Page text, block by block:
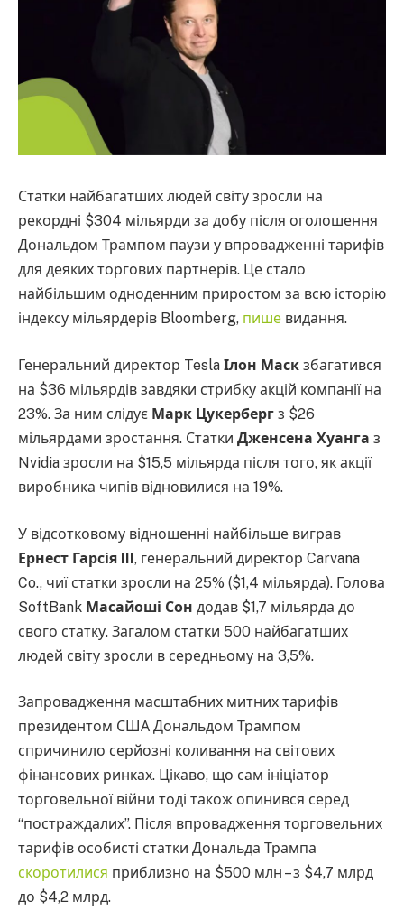
Статки найбагатших людей світу зросли на
рекордні $304 мільярди за добу після оголошення
Дональдом Трампом паузи у впровадженні тарифів
для деяких торгових партнерів. Це стало
найбільшим одноденним приростом за всю історію
індексу мільярдерів Bloomberg, пише видання.
Генеральний директор Tesla Ілон Маск збагатився
на $36 мільярдів завдяки стрибку акцій компанії на
23%. За ним слідує Марк Цукерберг з $26
мільярдами зростання. Статки Дженсена Хуанга з
Nvidia зросли на $15,5 мільярда після того, як акції
виробника чипів відновилися на 19%.
У відсотковому відношенні найбільше виграв
Ернест Гарсія III, генеральний директор Carvana
Co., чиї статки зросли на 25% ($1,4 мільярда). Голова
SoftBank Масайоші Сон додав $1,7 мільярда до
свого статку. Загалом статки 500 найбагатших
людей світу зросли в середньому на 3,5%.
Запровадження масштабних митних тарифів
президентом США Дональдом Трампом
спричинило серйозні коливання на світових
фінансових ринках. Цікаво, що сам ініціатор
торговельної війни тоді також опинився серед
“постраждалих”. Після впровадження торговельних
тарифів особисті статки Дональда Трампа
скоротилися приблизно на $500 млн – з $4,7 млрд
до $4,2 млрд.